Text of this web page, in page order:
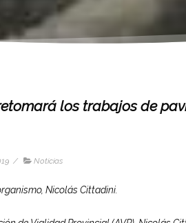
los trabajos de
/ Noticias
Nicolás Cittadini.